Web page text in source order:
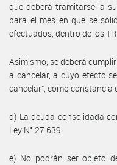
que deberá tramitarse la
para el mes en que se
efectuados, dentro de los
Asimismo, se deberá
a cancelar, a cuyo efecto
cancelar”, como constancia
d) La deuda consolidada
Ley N° 27.639.
e) No podrán ser objeto